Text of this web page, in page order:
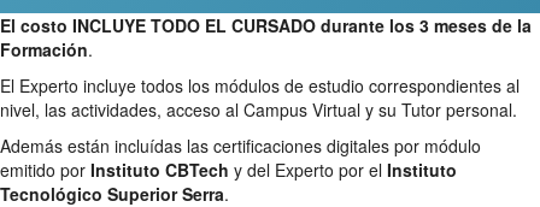
El costo INCLUYE TODO EL CURSADO durante los 3 meses de la
Formación.
El Experto incluye todos los módulos de estudio correspondientes al
nivel, las actividades, acceso al Campus Virtual y su Tutor personal.
Además están incluídas las certificaciones digitales por módulo
emitido por Instituto CBTech y del Experto por el Instituto
Tecnológico Superior Serra.